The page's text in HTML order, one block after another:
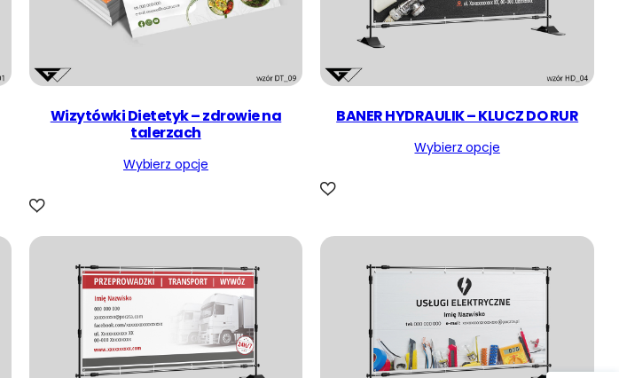
Wizytówki Dietetyk – zdrowie na
talerzach
Wybierz opcje
BANER HYDRAULIK – KLUCZ DO RUR
Wybierz opcje